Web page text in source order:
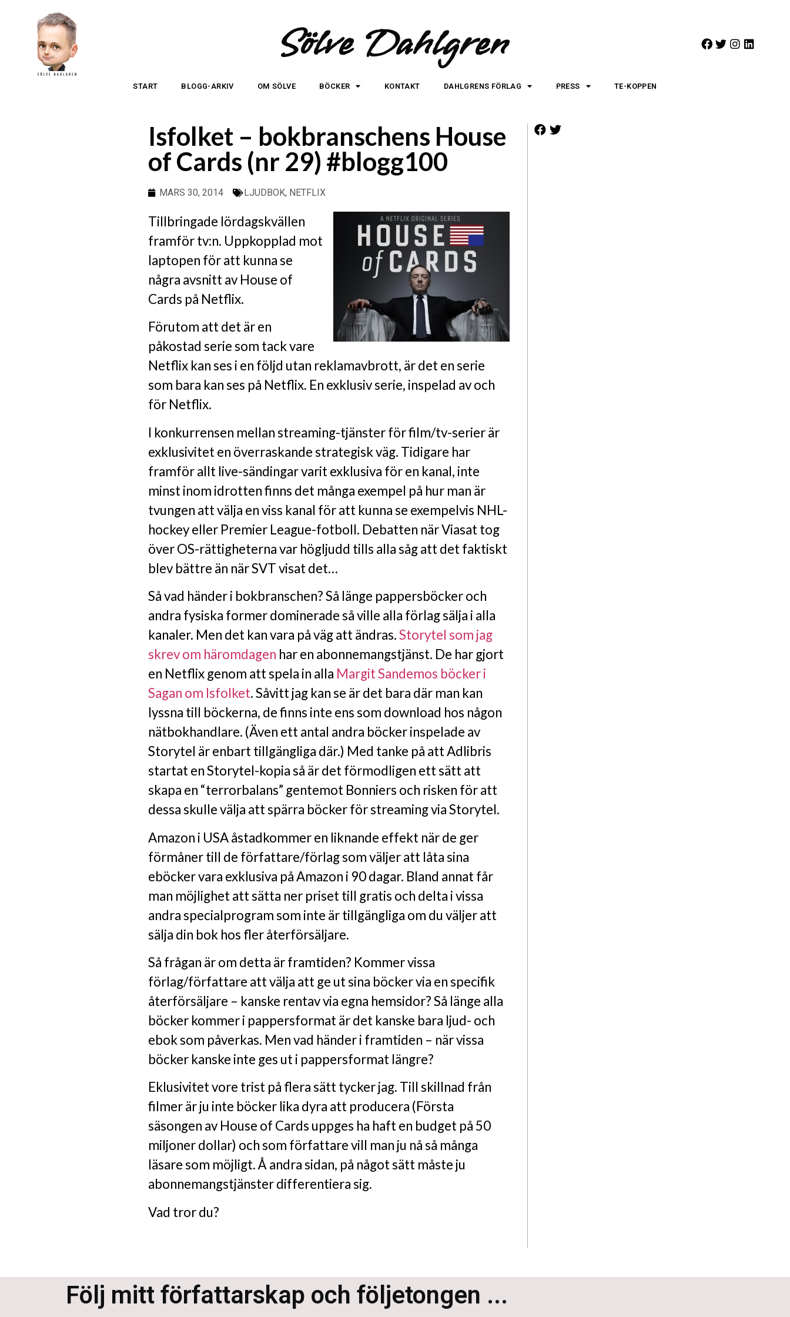
Sölve Dahlgren
START BLOGG-ARKIV OM SÖLVE BÖCKER KONTAKT DAHLGRENS FÖRLAG PRESS TE-KOPPEN
Isfolket – bokbranschens House
of Cards (nr 29) #blogg100
MARS 30, 2014 LJUDBOK, NETFLIX
Tillbringade lördagskvällen
framför tv:n. Uppkopplad mot
laptopen för att kunna se
några avsnitt av House of
Cards på Netflix.
Förutom att det är en
påkostad serie som tack vare
Netflix kan ses i en följd utan reklamavbrott, är det en serie
som bara kan ses på Netflix. En exklusiv serie, inspelad av och
för Netflix.
I konkurrensen mellan streaming-tjänster för film/tv-serier är
exklusivitet en överraskande strategisk väg. Tidigare har
framför allt live-sändingar varit exklusiva för en kanal, inte
minst inom idrotten finns det många exempel på hur man är
tvungen att välja en viss kanal för att kunna se exempelvis NHL-
hockey eller Premier League-fotboll. Debatten när Viasat tog
över OS-rättigheterna var högljudd tills alla såg att det faktiskt
blev bättre än när SVT visat det…
Så vad händer i bokbranschen? Så länge pappersböcker och
andra fysiska former dominerade så ville alla förlag sälja i alla
kanaler. Men det kan vara på väg att ändras.Storytel som jag
skrev om häromdagen har en abonnemangstjänst. De har gjort
en Netflix genom att spela in alla Margit Sandemos böcker i
Sagan om Isfolket. Såvitt jag kan se är det bara där man kan
lyssna till böckerna, de finns inte ens som download hos någon
nätbokhandlare. (Även ett antal andra böcker inspelade av
Storytel är enbart tillgängliga där.) Med tanke på att Adlibris
startat en Storytel-kopia så är det förmodligen ett sätt att
skapa en “terrorbalans” gentemot Bonniers och risken för att
dessa skulle välja att spärra böcker för streaming via Storytel.
Amazon i USA åstadkommer en liknande effekt när de ger
förmåner till de författare/förlag som väljer att låta sina
eböcker vara exklusiva på Amazon i 90 dagar. Bland annat får
man möjlighet att sätta ner priset till gratis och delta i vissa
andra specialprogram som inte är tillgängliga om du väljer att
sälja din bok hos fler återförsäljare.
Så frågan är om detta är framtiden? Kommer vissa
förlag/författare att välja att ge ut sina böcker via en specifik
återförsäljare – kanske rentav via egna hemsidor? Så länge alla
böcker kommer i pappersformat är det kanske bara ljud- och
ebok som påverkas. Men vad händer i framtiden – när vissa
böcker kanske inte ges ut i pappersformat längre?
Eklusivitet vore trist på flera sätt tycker jag. Till skillnad från
filmer är ju inte böcker lika dyra att producera (Första
säsongen av House of Cards uppges ha haft en budget på 50
miljoner dollar) och som författare vill man ju nå så många
läsare som möjligt. Å andra sidan, på något sätt måste ju
abonnemangstjänster differentiera sig.
Vad tror du?
Följ mitt författarskap och följetongen ...